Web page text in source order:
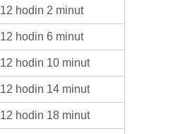
12 hodin 2 minut
12 hodin 6 minut
12 hodin 10 minut
12 hodin 14 minut
12 hodin 18 minut